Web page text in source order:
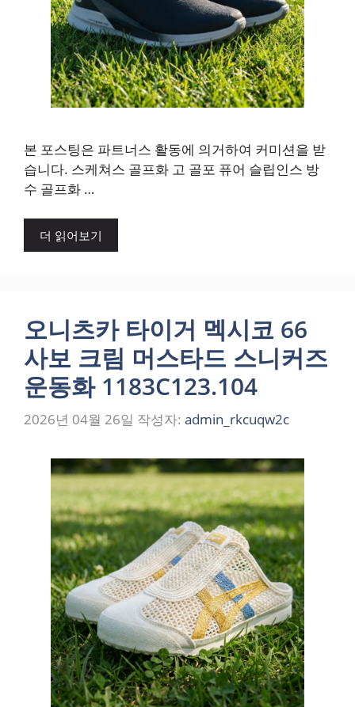
본 포스팅은 파트너스 활동에 의거하여 커미션을 받
습니다. 스케쳐스 골프화 고 골포 퓨어 슬립인스 방
수 골프화 …
더 읽어보기
오니츠카 타이거 멕시코 66
사보 크림 머스타드 스니커즈
운동화 1183C123.104
2026년 04월 26일 작성자: admin_rkcuqw2c